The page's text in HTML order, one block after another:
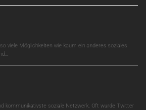
viele Möglichkeiten wie kaum ein anderes soziales
kommunikativste soziale Netzwerk. Oft wurde Twitter